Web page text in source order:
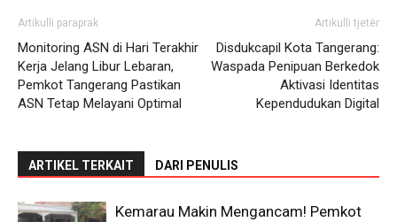
Artikulli paraprak
Monitoring ASN di Hari Terakhir
Kerja Jelang Libur Lebaran,
Pemkot Tangerang Pastikan
ASN Tetap Melayani Optimal
Artikulli tjetër
Disdukcapil Kota Tangerang:
Waspada Penipuan Berkedok
Aktivasi Identitas
Kependudukan Digital
ARTIKEL TERKAIT DARI PENULIS
Kemarau Makin Mengancam! Pemkot